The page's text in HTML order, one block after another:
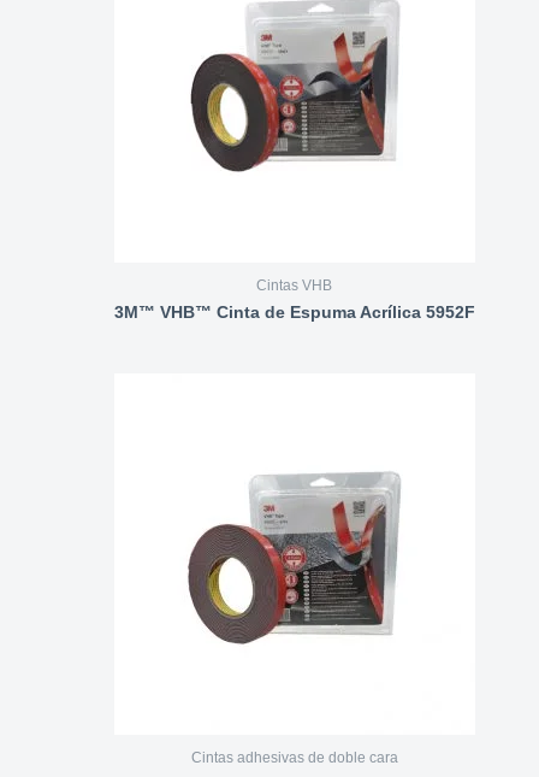
Cintas VHB
3M™ VHB™ Cinta de Espuma Acrílica 5952F
Cintas adhesivas de doble cara